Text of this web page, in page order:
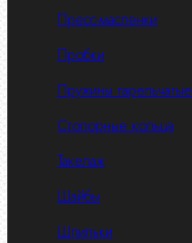
Пресс-масленки
Пробки
Пружины тарельчатые
Стопорные кольца
Такелаж
Шайбы
Шпильки